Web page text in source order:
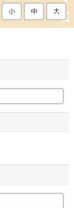
小 中 大